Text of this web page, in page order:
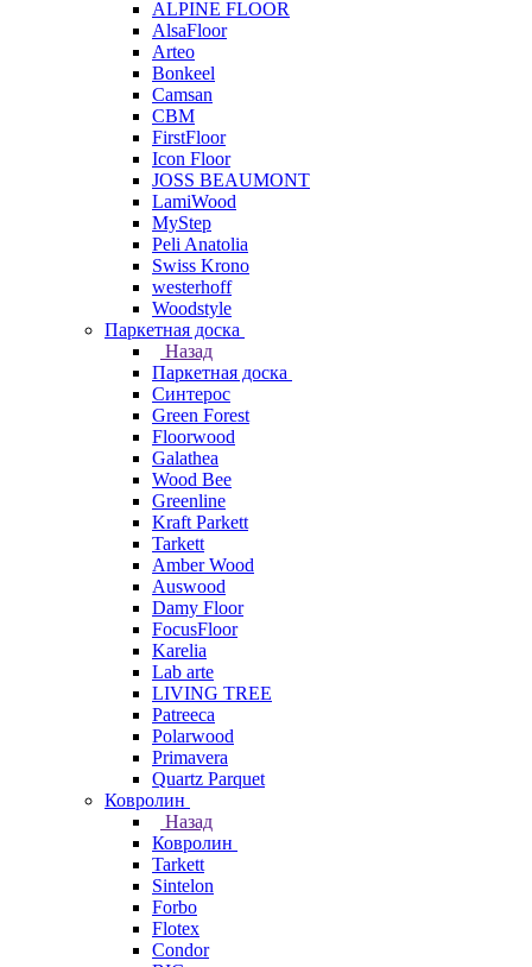
ALPINE FLOOR
AlsaFloor
Arteo
Bonkeel
Camsan
CBM
FirstFloor
Icon Floor
JOSS BEAUMONT
LamiWood
MyStep
Peli Anatolia
Swiss Krono
westerhoff
Woodstyle
Паркетная доска
Назад
Паркетная доска
Синтерос
Green Forest
Floorwood
Galathea
Wood Bee
Greenline
Kraft Parkett
Tarkett
Amber Wood
Auswood
Damy Floor
FocusFloor
Karelia
Lab arte
LIVING TREE
Patreeca
Polarwood
Primavera
Quartz Parquet
Ковролин
Назад
Ковролин
Tarkett
Sintelon
Forbo
Flotex
Condor